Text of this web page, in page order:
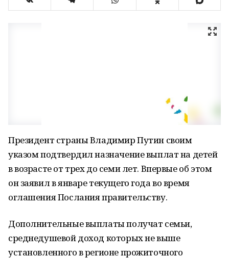
Президент страны Владимир Путин своим
указом подтвердил назначение выплат на детей
в возрасте от трех до семи лет. Впервые об этом
он заявил в январе текущего года во время
оглашения Послания правительству.
Дополнительные выплаты получат семьи,
среднедушевой доход которых не выше
установленного в регионе прожиточного